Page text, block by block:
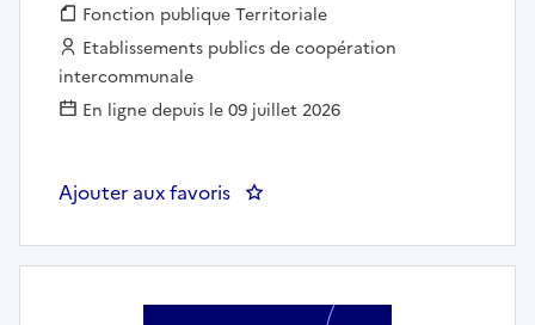
Fonction publique :
Fonction publique Territoriale
Employeur :
Etablissements publics de coopération
intercommunale
En ligne depuis le 09 juillet 2026
Ajouter aux favoris : CM Communication -